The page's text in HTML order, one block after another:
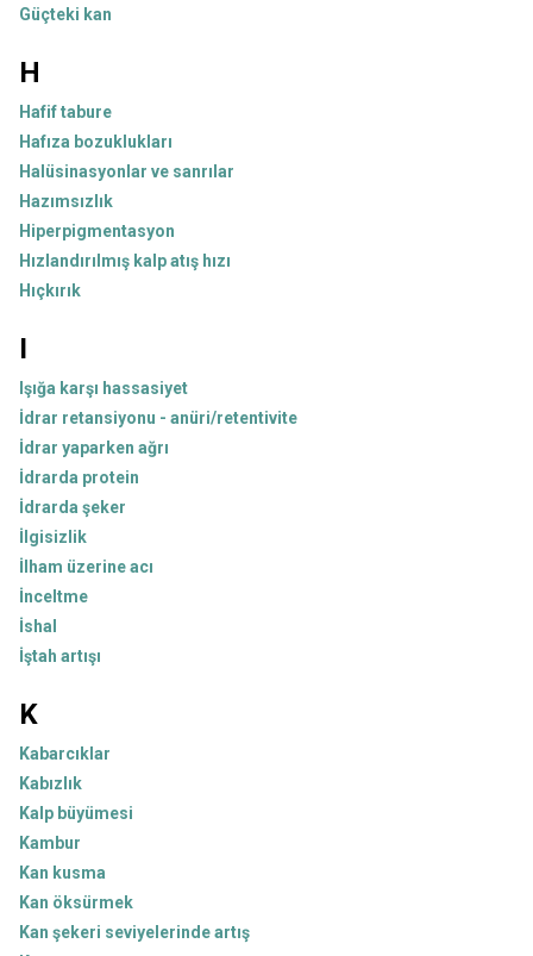
Güçteki kan
H
Hafif tabure
Hafıza bozuklukları
Halüsinasyonlar ve sanrılar
Hazımsızlık
Hiperpigmentasyon
Hızlandırılmış kalp atış hızı
Hıçkırık
I
Işığa karşı hassasiyet
İdrar retansiyonu - anüri/retentivite
İdrar yaparken ağrı
İdrarda protein
İdrarda şeker
İlgisizlik
İlham üzerine acı
İnceltme
İshal
İştah artışı
K
Kabarcıklar
Kabızlık
Kalp büyümesi
Kambur
Kan kusma
Kan öksürmek
Kan şekeri seviyelerinde artış